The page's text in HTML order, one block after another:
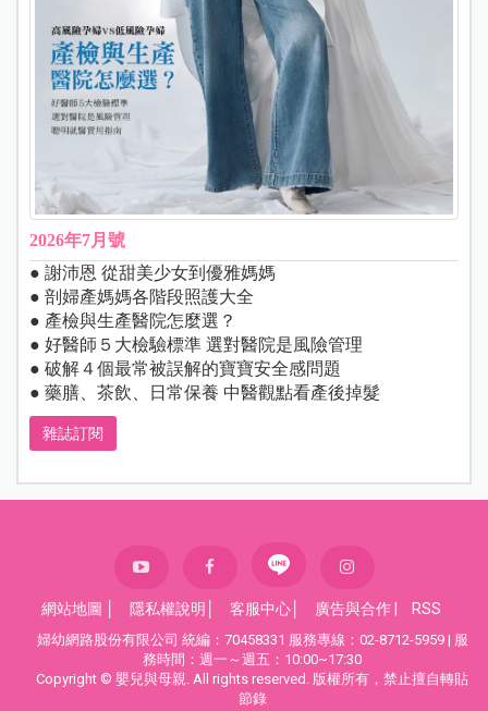
2026年7月號
● 謝沛恩 從甜美少女到優雅媽媽
● 剖婦產媽媽各階段照護大全
● 產檢與生產醫院怎麼選？
● 好醫師５大檢驗標準 選對醫院是風險管理
● 破解４個最常被誤解的寶寶安全感問題
● 藥膳、茶飲、日常保養 中醫觀點看產後掉髮
雜誌訂閱
網站地圖 隱私權說明 客服中心 廣告與合作 RSS
婦幼網路股份有限公司 統編：70458331 服務專線：02-8712-5959 | 服
務時間：週一～週五：10:00~17:30
Copyright © 嬰兒與母親. All rights reserved. 版權所有，禁止擅自轉貼
節錄